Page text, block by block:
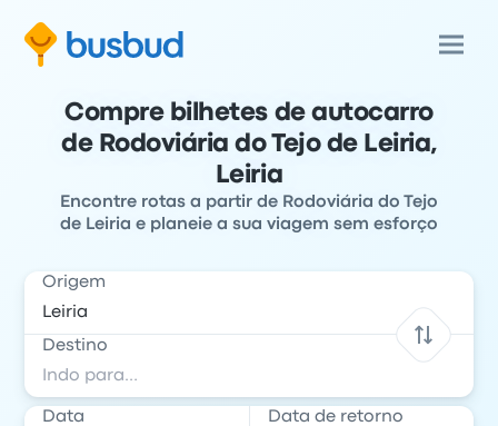
Compre bilhetes de autocarro
de Rodoviária do Tejo de Leiria,
Leiria
Encontre rotas a partir de Rodoviária do Tejo
de Leiria e planeie a sua viagem sem esforço
Origem
Destino
Data Data de retorno